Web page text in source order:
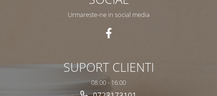
Urmareste-ne in social media
SUPORT CLIENTI
08:00 - 16:00